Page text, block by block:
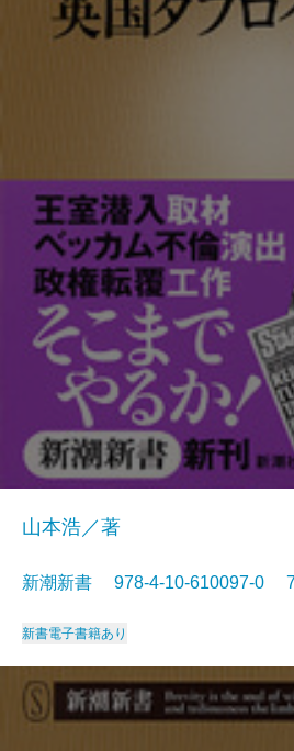
山本浩／著
新潮新書 978-4-10-610097-0
新書電子書籍あり